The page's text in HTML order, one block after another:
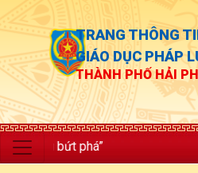
TRANG THÔNG
GIÁO DỤC PHÁP
THÀNH PHỐ HẢI
phá”